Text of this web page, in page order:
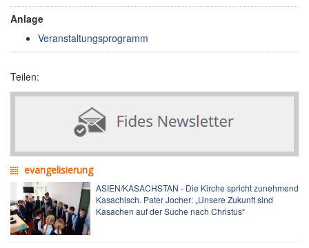
Anlage
Veranstaltungsprogramm
Teilen:
evangelisierung
ASIEN/KASACHSTAN - Die Kirche spricht zunehmend
Kasachisch. Pater Jocher: „Unsere Zukunft sind
Kasachen auf der Suche nach Christus“